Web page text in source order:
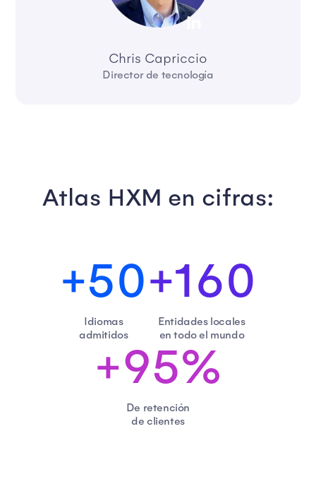
Chris Capriccio
Director de tecnología
Atlas HXM en cifras:
+50
Idiomas
admitidos
+160
Entidades locales
en todo el mundo
+95%
De retención
de clientes